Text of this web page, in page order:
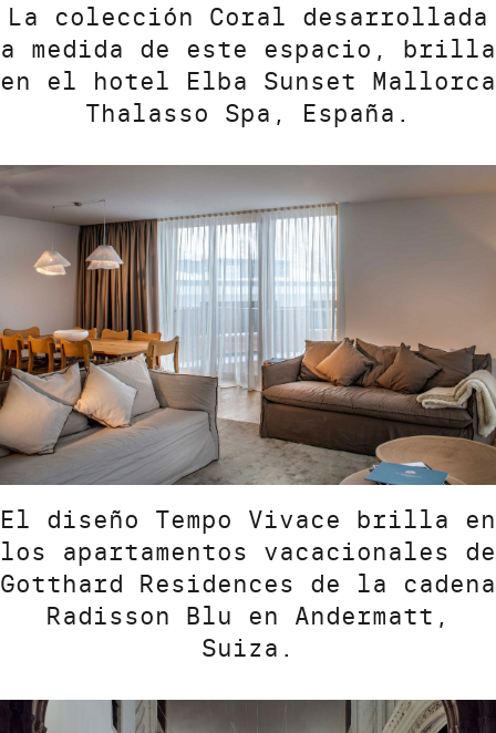
La colección Coral desarrollada
a medida de este espacio, brilla
en el hotel Elba Sunset Mallorca
Thalasso Spa, España.
El diseño Tempo Vivace brilla en
los apartamentos vacacionales de
Gotthard Residences de la cadena
Radisson Blu en Andermatt,
Suiza.